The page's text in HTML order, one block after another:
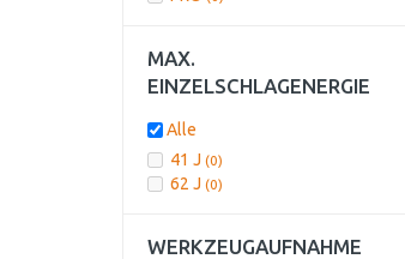
MAX.
EINZELSCHLAGENERGIE
Alle
41 J (0)
62 J (0)
WERKZEUGAUFNAHME